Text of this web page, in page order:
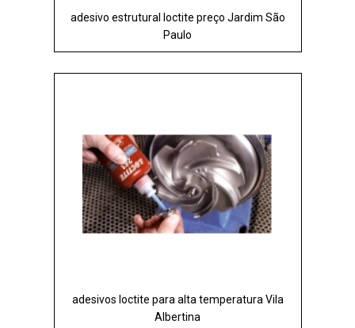
adesivo estrutural loctite preço Jardim São
Paulo
adesivos loctite para alta temperatura Vila
Albertina